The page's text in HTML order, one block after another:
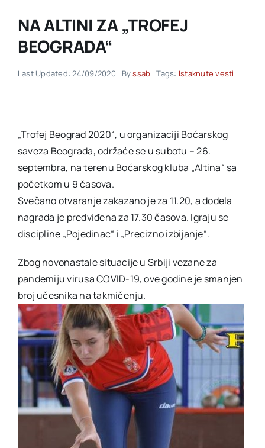
Akti SSAB
Kontakt
NA ALTINI ZA „TROFEJ
BEOGRADA“
Last Updated: 24/09/2020 Byssab Tags: Istaknute vesti
„Trofej Beograd 2020“, u organizaciji Boćarskog
saveza Beograda, održaće se u subotu – 26.
septembra, na terenu Boćarskog kluba „Altina“ sa
početkom u 9 časova.
Svečano otvaranje zakazano je za 11.20, a dodela
nagrada je predviđena za 17.30 časova. Igraju se
discipline „Pojedinac“ i „Precizno izbijanje“.
Zbog novonastale situacije u Srbiji vezane za
pandemiju virusa COVID-19, ove godine je smanjen
broj učesnika na takmičenju.